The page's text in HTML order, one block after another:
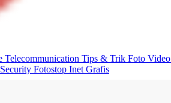
Telecommunication Tips & Trik Foto Video
Security Fotostop Inet Grafis